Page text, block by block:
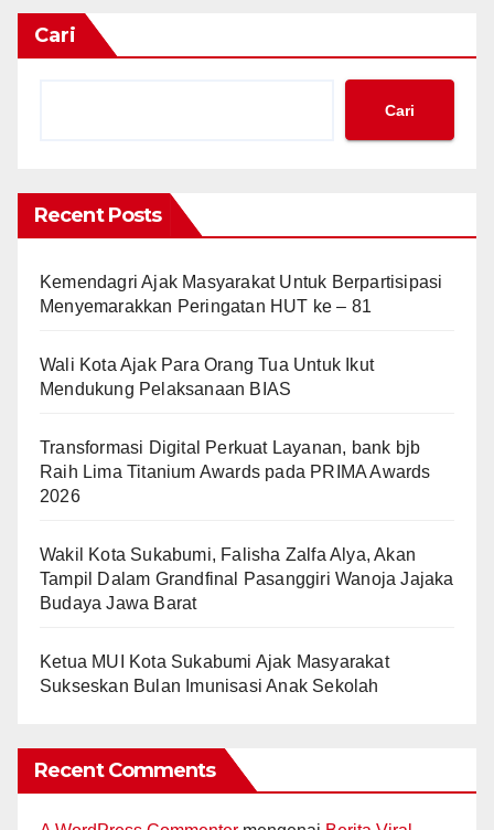
Cari
Cari
Recent Posts
Kemendagri Ajak Masyarakat Untuk Berpartisipasi
Menyemarakkan Peringatan HUT ke – 81
Wali Kota Ajak Para Orang Tua Untuk Ikut
Mendukung Pelaksanaan BIAS
Transformasi Digital Perkuat Layanan, bank bjb
Raih Lima Titanium Awards pada PRIMA Awards
2026
Wakil Kota Sukabumi, Falisha Zalfa Alya, Akan
Tampil Dalam Grandfinal Pasanggiri Wanoja Jajaka
Budaya Jawa Barat
Ketua MUI Kota Sukabumi Ajak Masyarakat
Sukseskan Bulan Imunisasi Anak Sekolah
Recent Comments